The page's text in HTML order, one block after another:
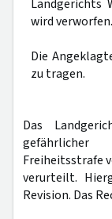
Landgerichts
wird verworfen.
Die
zu tragen.
Das
Freiheitsstrafe
verurteilt.
Revision. Das